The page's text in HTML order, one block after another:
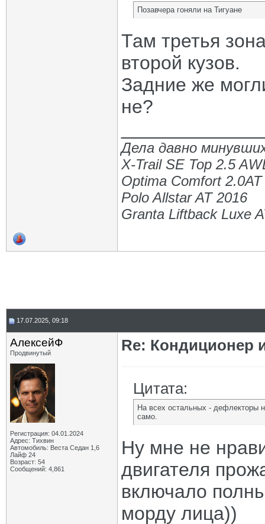
Позавчера гоняли на Тигуане
Там третья
второй кузов.
Задние же
не?
Дела давно
X-Trail SE Top 2.5
Optima Comfort
Polo Allstar AT 2016
Granta Liftback Luxe
17.07.2025, 09:18
АлексейФ
Продвинутый
Регистрация: 04.01.2024
Адрес: Тихвин
Автомобиль: Веста Седан 1,6
Лайф 24
Возраст: 54
Сообщений: 4,861
Re: Кондиционер
Цитата:
На всех остальных - дефлекторы
само.
Ну мне не
двигателя
включало
морду лица))